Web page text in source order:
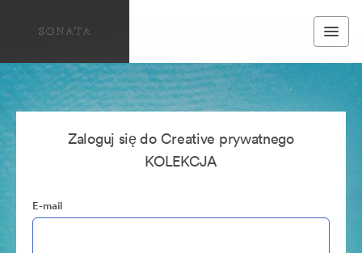
Zaloguj się do Creative prywatnego
KOLEKCJA
E-mail